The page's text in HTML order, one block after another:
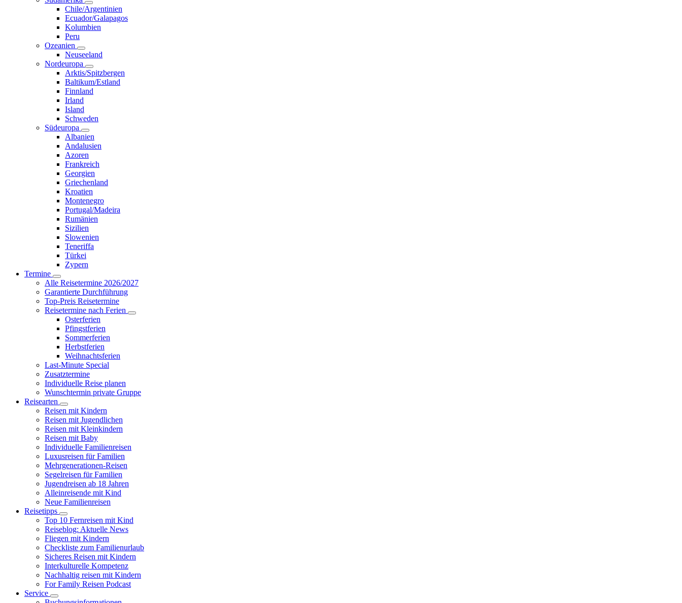
Chile/Argentinien
Ecuador/Galapagos
Kolumbien
Peru
Ozeanien
Neuseeland
Nordeuropa
Arktis/Spitzbergen
Baltikum/Estland
Finnland
Irland
Island
Schweden
Südeuropa
Albanien
Andalusien
Azoren
Frankreich
Georgien
Griechenland
Kroatien
Montenegro
Portugal/Madeira
Rumänien
Sizilien
Slowenien
Teneriffa
Türkei
Zypern
Termine
Alle Reisetermine 2026/2027
Garantierte Durchführung
Top-Preis Reisetermine
Reisetermine nach Ferien
Osterferien
Pfingstferien
Sommerferien
Herbstferien
Weihnachtsferien
Last-Minute Special
Zusatztermine
Individuelle Reise planen
Wunschtermin private Gruppe
Reisearten
Reisen mit Kindern
Reisen mit Jugendlichen
Reisen mit Kleinkindern
Reisen mit Baby
Individuelle Familienreisen
Luxusreisen für Familien
Mehrgenerationen-Reisen
Segelreisen für Familien
Jugendreisen ab 18 Jahren
Alleinreisende mit Kind
Neue Familienreisen
Reisetipps
Top 10 Fernreisen mit Kind
Reiseblog: Aktuelle News
Fliegen mit Kindern
Checkliste zum Familienurlaub
Sicheres Reisen mit Kindern
Interkulturelle Kompetenz
Nachhaltig reisen mit Kindern
For Family Reisen Podcast
Service